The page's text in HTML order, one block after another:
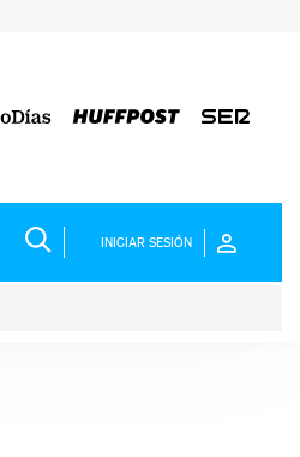
INICIAR SESIÓN